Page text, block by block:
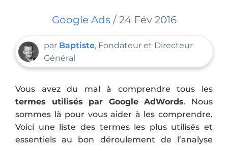
Google Ads / 24 Fév 2016
par Baptiste, Fondateur et Directeur
Général
Vous avez du mal à comprendre tous les
termes utilisés par Google AdWords. Nous
sommes là pour vous aider à les comprendre.
Voici une liste des termes les plus utilisés et
essentiels au bon déroulement de l’analyse